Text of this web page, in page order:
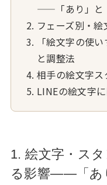
——「あり」と
フェーズ別・
「絵文字の使
と調整法
相手の絵文字
LINEの絵文字
1. 絵文字・ス
る影響——「あ